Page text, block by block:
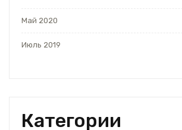
Май 2020
Июль 2019
Категории